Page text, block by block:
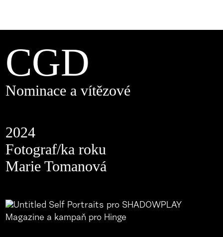
CGD
Nominace a vítězové
2024
Fotograf/ka roku
Marie Tomanová